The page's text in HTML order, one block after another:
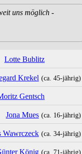
uns möglich -
Lotte Bublitz
Krekel (ca. 45‑jährig)
Gentsch
Jona Mues (ca. 16‑jährig)
Wawrczeck (ca. 34‑jährig)
König (ca. 71‑jährig)